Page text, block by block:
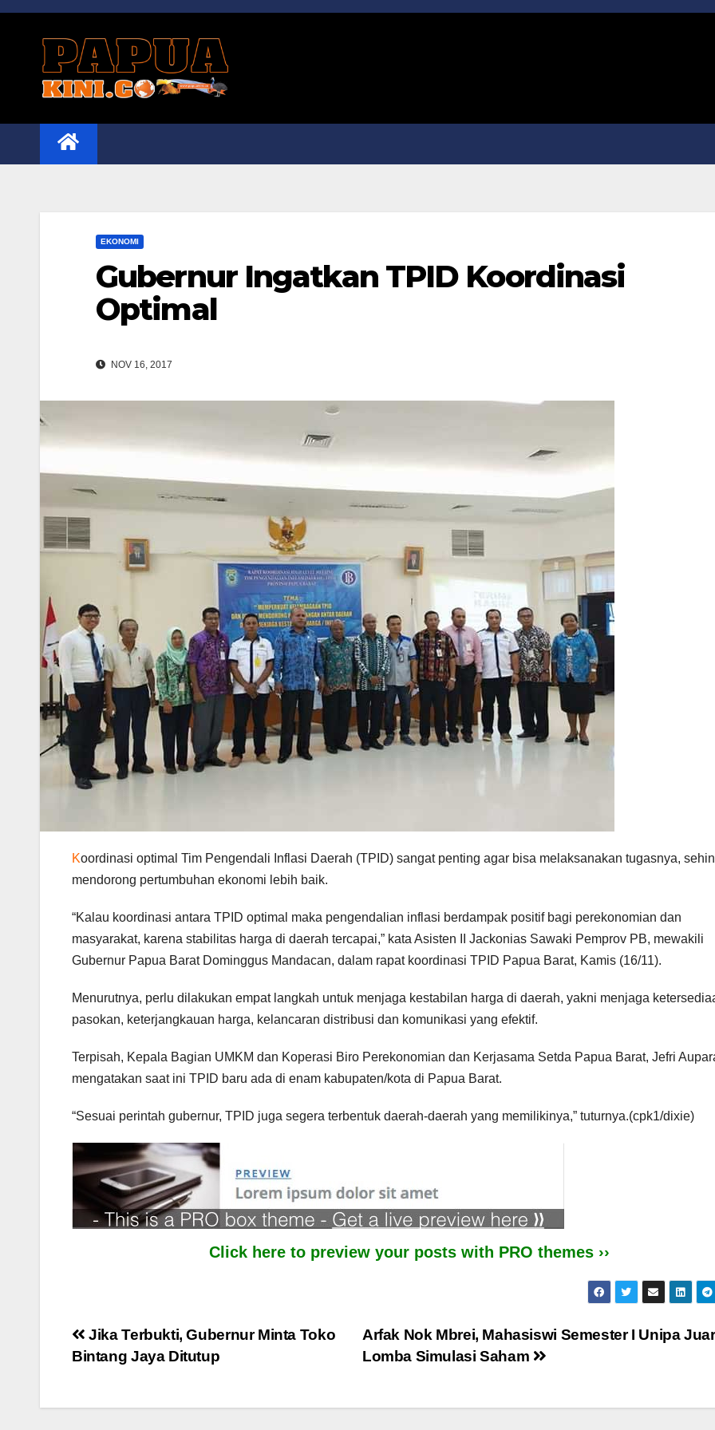
Skip
EKONOMI
Gubernur Ingatkan TPID Koordinasi
Optimal
NOV 16, 2017
Koordinasi optimal Tim Pengendali Inflasi Daerah (TPID) sangat penting agar bisa melaksanakan tugasnya,
mendorong pertumbuhan ekonomi lebih baik.
“Kalau koordinasi antara TPID optimal maka pengendalian inflasi berdampak positif bagi perekonomian dan
masyarakat, karena stabilitas harga di daerah tercapai,” kata Asisten II Jackonias Sawaki Pemprov PB, mewakili
Gubernur Papua Barat Dominggus Mandacan, dalam rapat koordinasi TPID Papua Barat, Kamis (16/11).
Menurutnya, perlu dilakukan empat langkah untuk menjaga kestabilan harga di daerah, yakni menjaga
pasokan, keterjangkauan harga, kelancaran distribusi dan komunikasi yang efektif.
Terpisah, Kepala Bagian UMKM dan Koperasi Biro Perekonomian dan Kerjasama Setda Papua Barat, Jefri
mengatakan saat ini TPID baru ada di enam kabupaten/kota di Papua Barat.
“Sesuai perintah gubernur, TPID juga segera terbentuk daerah-daerah yang memilikinya,” tuturnya.(cpk1/dixie)
Click here to preview your posts with PRO themes ››
Post
navigation
Arfak Nok Mbrei, Mahasiswi Semester I Unipa
Lomba Simulasi Saham
Jika Terbukti, Gubernur Minta Toko
Bintang Jaya Ditutup